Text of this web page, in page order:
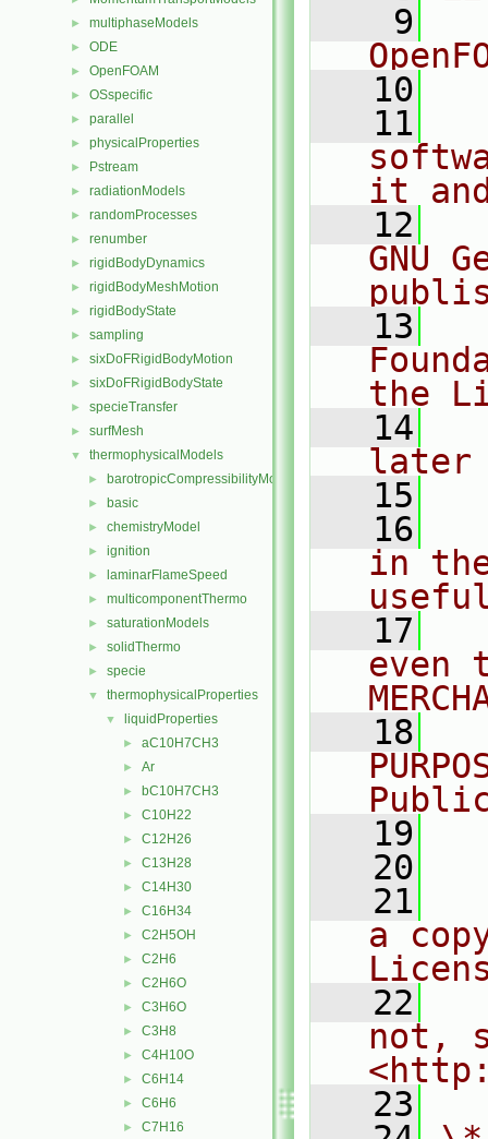
► multiphaseModels
► ODE
► OpenFOAM
► OSspecific
► parallel
► physicalProperties
► Pstream
► radiationModels
► randomProcesses
► renumber
► rigidBodyDynamics
► rigidBodyMeshMotion
► rigidBodyState
► sampling
► sixDoFRigidBodyMotion
► sixDoFRigidBodyState
► specieTransfer
► surfMesh
▼ thermophysicalModels
► barotropicCompressibilityModel
► basic
► chemistryModel
► ignition
► laminarFlameSpeed
► multicomponentThermo
► saturationModels
► solidThermo
► specie
▼ thermophysicalProperties
▼ liquidProperties
► aC10H7CH3
► Ar
► bC10H7CH3
► C10H22
► C12H26
► C13H28
► C14H30
► C16H34
► C2H5OH
► C2H6
► C2H6O
► C3H6O
► C3H8
► C4H10O
► C6H14
► C6H6
► C7H16
    9
   10
   11
it
   12
GNU
   13
the
   14
later
   15
   16
in
   17
even
   18
   19
   20
   21
a
   22
not,
   23